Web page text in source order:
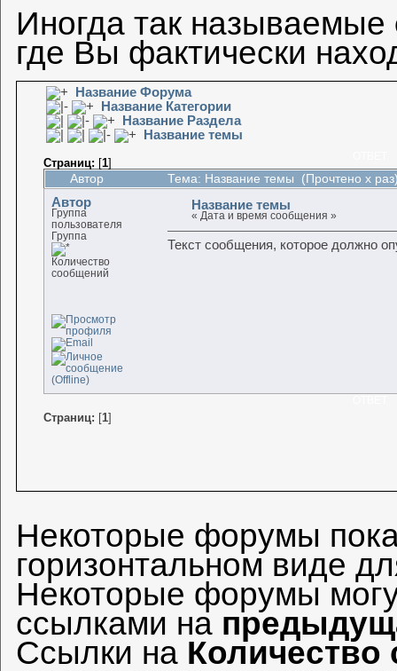
Иногда так называемые
где Вы фактически
Название Форума
Название Категории
Название Раздела
Название темы
Страниц: [1]
Автор Тема: Название темы (Прочтено x
Автор
Группа
пользователя
Группа
Количество
сообщений
Название темы
« Дата и время сообщения »
Текст сообщения, которое должно
Страниц: [1]
Некоторые форумы
горизонтальном виде
Некоторые форумы
ссылками на
Ссылки на Количество